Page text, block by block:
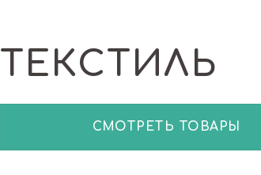
ТЕКСТИЛЬ
СМОТРЕТЬ ТОВАРЫ